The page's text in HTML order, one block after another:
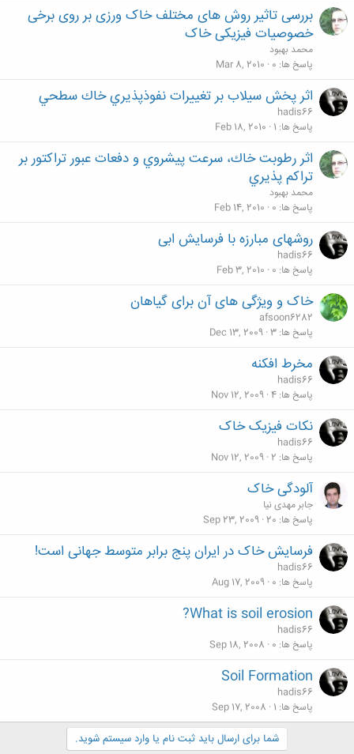
بررسی تاثیر روش های مختلف خاک ورزی بر روی برخی
خصوصیات فیزیکی خاک
محمد بهبود
پاسخ ها 0
Mar 8, 2010
اثر پخش سيلاب بر تغييرات نفوذپذيري خاك سطحي
hadis66
پاسخ ها 1
Feb 18, 2010
اثر رطوبت خاك، سرعت پيشروي و دفعات عبور تراكتور بر
تراكم پذيري
محمد بهبود
پاسخ ها 0
Feb 14, 2010
روشهای مبارزه با فرسایش ابی
hadis66
پاسخ ها 0
Feb 3, 2010
خاک و ویژگی های آن برای گیاهان
afsoon6282
پاسخ ها 3
Dec 13, 2009
مخرط افکنه
hadis66
پاسخ ها 4
Nov 12, 2009
نکات فیزیک خاک
hadis66
پاسخ ها 2
Nov 12, 2009
آلودگی خاک
جابر مهدی نیا
پاسخ ها 20
Sep 23, 2009
فرسایش خاک در ایران پنج برابر متوسط جهانی است!
hadis66
پاسخ ها 0
Aug 17, 2009
What is soil erosion?
hadis66
پاسخ ها 0
Sep 18, 2008
Soil Formation
hadis66
پاسخ ها 1
Sep 17, 2008
شما برای ارسال باید ثبت نام یا وارد سیستم شوید.